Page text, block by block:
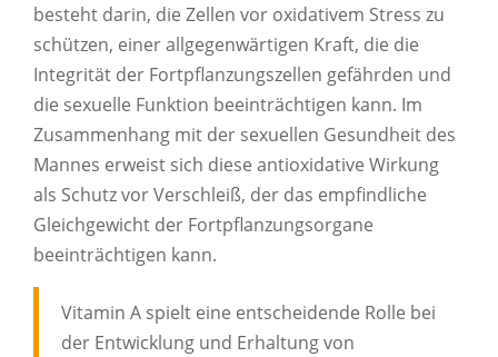
besteht darin, die Zellen vor oxidativem Stress zu
schützen, einer allgegenwärtigen Kraft, die die
Integrität der Fortpflanzungszellen gefährden und
die sexuelle Funktion beeinträchtigen kann. Im
Zusammenhang mit der sexuellen Gesundheit des
Mannes erweist sich diese antioxidative Wirkung
als Schutz vor Verschleiß, der das empfindliche
Gleichgewicht der Fortpflanzungsorgane
beeinträchtigen kann.
Vitamin A spielt eine entscheidende Rolle bei
der Entwicklung und Erhaltung von